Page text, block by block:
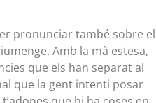
pronunciar també sobre el
Amb la mà estesa,
que els han separat al
que la gent intenti posar